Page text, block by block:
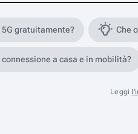
gratuitamente? Che
a casa e in mobilità?
Leggi